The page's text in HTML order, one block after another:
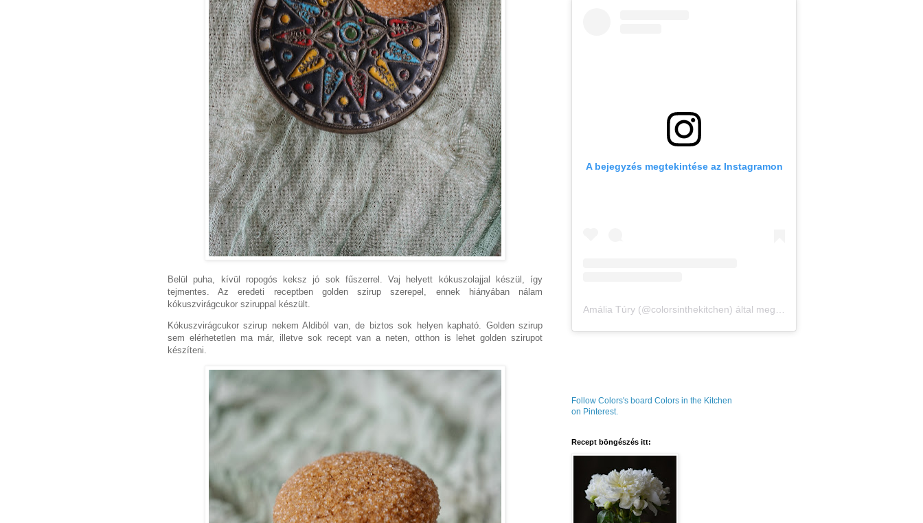
Belül puha, kívül ropogós keksz jó sok fűszerrel. Vaj helyett kókuszolajjal készül, így
tejmentes. Az eredeti receptben golden szirup szerepel, ennek hiányában nálam
kókuszvirágcukor sziruppal készült.
Kókuszvirágcukor szirup nekem Aldiból van, de biztos sok helyen kapható. Golden szirup
sem elérhetetlen ma már, illetve sok recept van a neten, otthon is lehet golden szirupot
készíteni.
A bejegyzés megtekintése az Instagramon
Amália Túry (@colorsinthekitchen) által megosztott bejegyzés
Follow Colors's board Colors in the Kitchen
on Pinterest.
Recept böngészés itt: